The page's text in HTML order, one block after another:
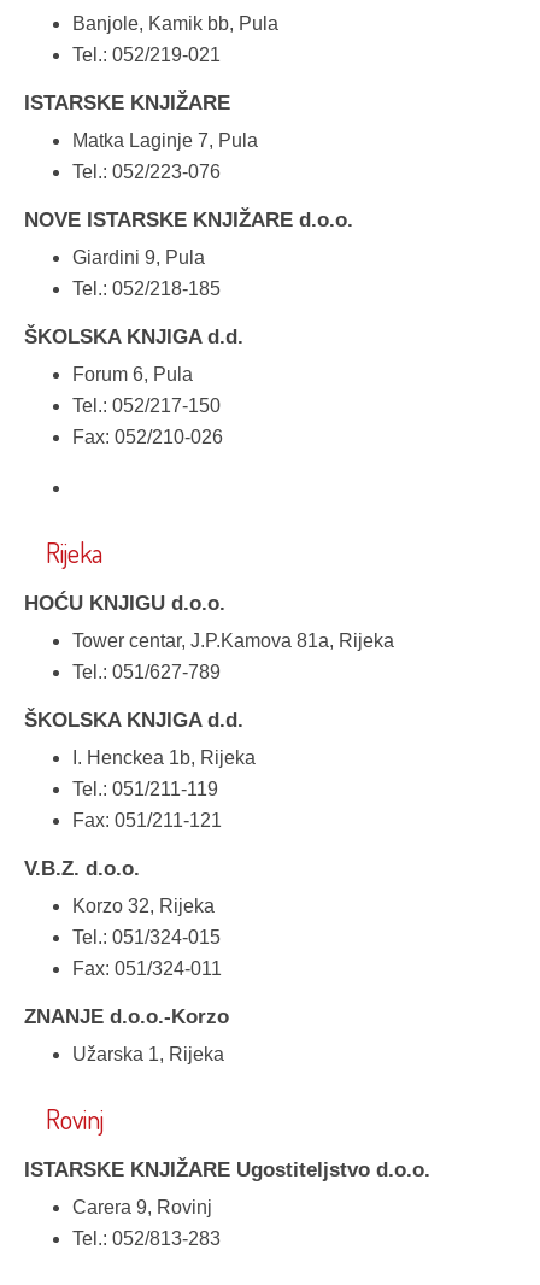
Banjole, Kamik bb, Pula
Tel.: 052/219-021
ISTARSKE KNJIŽARE
Matka Laginje 7, Pula
Tel.: 052/223-076
NOVE ISTARSKE KNJIŽARE d.o.o.
Giardini 9, Pula
Tel.: 052/218-185
ŠKOLSKA KNJIGA d.d.
Forum 6, Pula
Tel.: 052/217-150
Fax: 052/210-026
Rijeka
HOĆU KNJIGU d.o.o.
Tower centar, J.P.Kamova 81a, Rijeka
Tel.: 051/627-789
ŠKOLSKA KNJIGA d.d.
I. Henckea 1b, Rijeka
Tel.: 051/211-119
Fax: 051/211-121
V.B.Z. d.o.o.
Korzo 32, Rijeka
Tel.: 051/324-015
Fax: 051/324-011
ZNANJE d.o.o.-Korzo
Užarska 1, Rijeka
Rovinj
ISTARSKE KNJIŽARE Ugostiteljstvo d.o.o.
Carera 9, Rovinj
Tel.: 052/813-283